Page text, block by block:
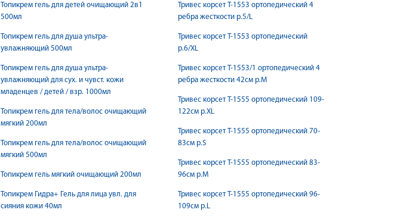
Топикрем гель для детей очищающий 2в1
500мл
Топикрем гель для душа ультра-
увлажняющий 500мл
Топикрем гель для душа ультра-
увлажняющий для сух. и чувст. кожи
младенцев / детей / взр. 1000мл
Топикрем гель для тела/волос очищающий
мягкий 200мл
Топикрем гель для тела/волос очищающий
мягкий 500мл
Топикрем гель мягкий очищающий 200мл
Топикрем Гидра+ Гель для лица увл. для
сияния кожи 40мл
Тривес корсет Т-1553 ортопедический 4
ребра жесткости р.5/L
Тривес корсет Т-1553 ортопедический
р.6/XL
Тривес корсет Т-1553/1 ортопедический 4
ребра жесткости 42см р.M
Тривес корсет Т-1555 ортопедический 109-
122см р.XL
Тривес корсет Т-1555 ортопедический 70-
83см р.S
Тривес корсет Т-1555 ортопедический 83-
96см р.M
Тривес корсет Т-1555 ортопедический 96-
109см р.L